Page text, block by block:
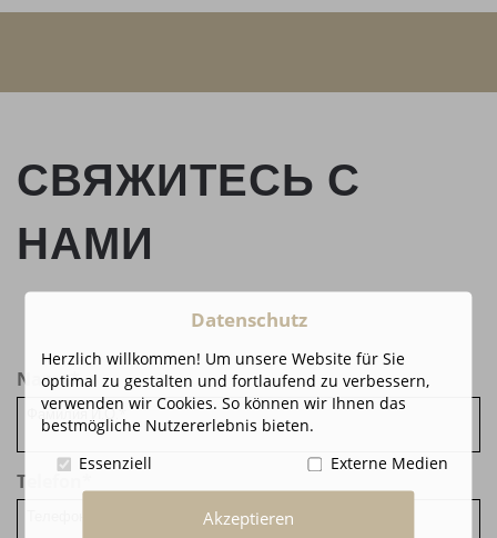
СВЯЖИТЕСЬ С
НАМИ
Name*
Telefon
Datenschutz
Herzlich willkommen! Um unsere Website für Sie
optimal zu gestalten und fortlaufend zu verbessern,
verwenden wir Cookies. So können wir Ihnen das
bestmögliche Nutzererlebnis bieten.
Essenziell
Externe Medien
Akzeptieren